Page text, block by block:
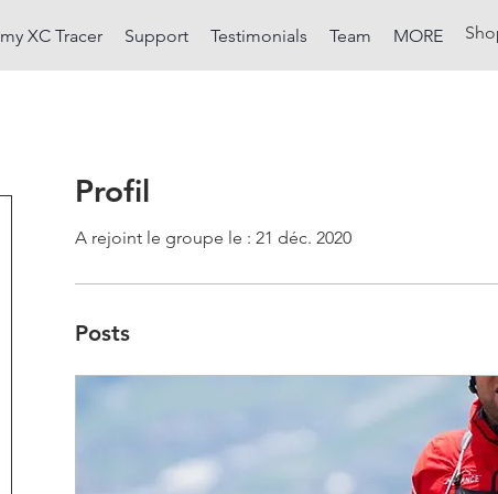
my XC Tracer Support Testimonials Team MORE
Profil
A rejoint le groupe le : 21 déc. 2020
Posts